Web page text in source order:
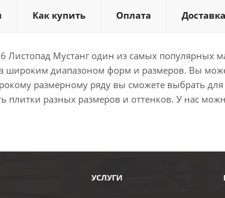
Как купить Оплата Доставка
Мустанг один из самых популярных
широким диапазоном форм и размеров. Вы
размерному ряду вы сможете выбрать
разных размеров и оттенков. У нас
УСЛУГИ